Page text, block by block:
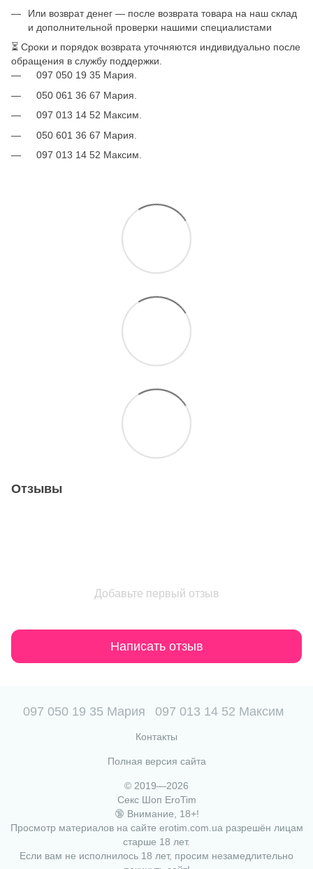
Или возврат денег — после возврата товара на наш склад
и дополнительной проверки нашими специалистами
⏳ Сроки и порядок возврата уточняются индивидуально после
обращения в службу поддержки.
097 050 19 35 Мария.
050 061 36 67 Мария.
097 013 14 52 Максим.
050 601 36 67 Мария.
097 013 14 52 Максим.
Отзывы
Добавьте первый отзыв
Написать отзыв
097 050 19 35 Мария 097 013 14 52 Максим
Контакты
Полная версия сайта
© 2019—2026
Секс Шоп EroTim
🔞 Внимание, 18+!
Просмотр материалов на сайте erotim.com.ua разрешён лицам
старше 18 лет.
Если вам не исполнилось 18 лет, просим незамедлительно